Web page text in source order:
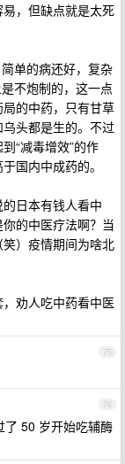
，但缺点就是太死
单的病还好，复杂
不炮制的，这一点
的中药，只有甘草
头都是生的。不过
“减毒增效”的作
国内中成药的。
日本有钱人看中
的中医疗法啊？当
）疫情期间为啥北
劝人吃中药看中医
75
76
了 50 岁开始吃辅酶